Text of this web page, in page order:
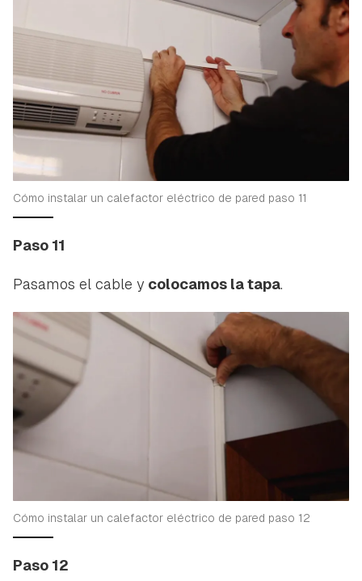
Cómo instalar un calefactor eléctrico de pared paso 11
Paso 11
Pasamos el cable y colocamos la tapa.
Cómo instalar un calefactor eléctrico de pared paso 12
Paso 12